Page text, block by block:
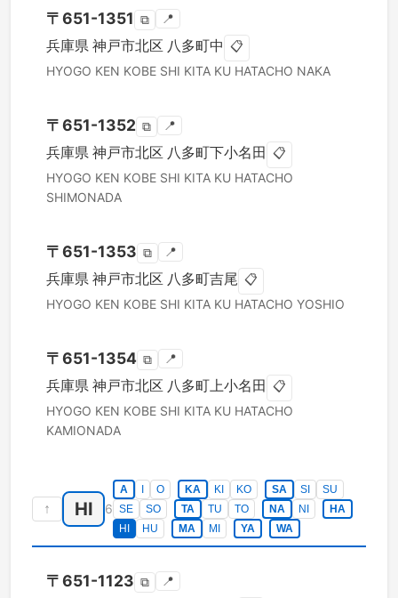
〒651-1351 ⧉ 📍
兵庫県 神戸市北区 八多町中 📋
HYOGO KEN KOBE SHI KITA KU HATACHO NAKA
〒651-1352 ⧉ 📍
兵庫県 神戸市北区 八多町下小名田 📋
HYOGO KEN KOBE SHI KITA KU HATACHO
SHIMONADA
〒651-1353 ⧉ 📍
兵庫県 神戸市北区 八多町吉尾 📋
HYOGO KEN KOBE SHI KITA KU HATACHO YOSHIO
〒651-1354 ⧉ 📍
兵庫県 神戸市北区 八多町上小名田 📋
HYOGO KEN KOBE SHI KITA KU HATACHO
KAMIONADA
↑ HI 6
A O KA KI KO SA SI
SU
SE
SO TA TU TO NA NI
HA
HI
HU MA MI YA WA
〒651-1123 ⧉ 📍